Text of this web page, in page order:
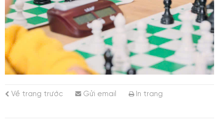
Về trang trước Gửi email In trang